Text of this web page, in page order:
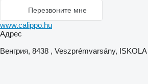
Перезвоните мне
www.calippo.hu
Адрес
Венгрия, 8438 , Veszprémvarsány,